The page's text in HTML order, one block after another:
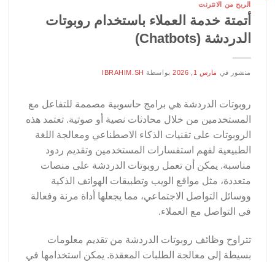
الربح من الانترنت
أتمتة خدمة العملاء باستخدام روبوتات
الدردشة (Chatbots)
منشور في مارس 1, 2026 بواسطة IBRAHIM.SH
روبوتات الدردشة هي برامج حاسوبية مصممة للتفاعل مع
المستخدمين من خلال محادثات نصية أو صوتية. تعتمد هذه
الروبوتات على تقنيات الذكاء الاصطناعي ومعالجة اللغة
الطبيعية لفهم استفسارات المستخدمين وتقديم ردود
مناسبة. يمكن أن تعمل روبوتات الدردشة على منصات
متعددة، مثل مواقع الويب وتطبيقات الهواتف الذكية
ووسائل التواصل الاجتماعي، مما يجعلها أداة مرنة وفعالة
في التواصل مع العملاء.
تتراوح وظائف روبوتات الدردشة من تقديم معلومات
بسيطة إلى معالجة الطلبات المعقدة. يمكن استخدامها في